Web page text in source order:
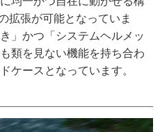
拡張が可能となっていま
」かつ「システムヘルメッ
類を見ない機能を持ち合わ
ケースとなっています。